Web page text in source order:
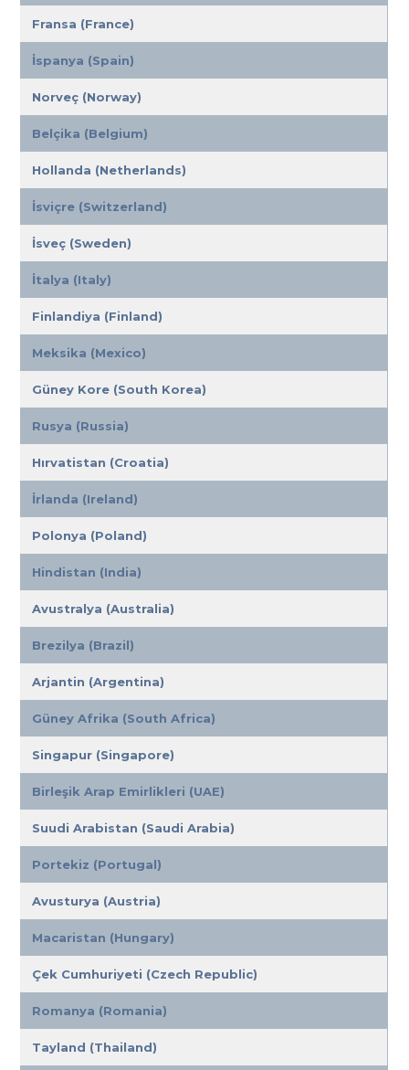
Fransa (France)
İspanya (Spain)
Norveç (Norway)
Belçika (Belgium)
Hollanda (Netherlands)
İsviçre (Switzerland)
İsveç (Sweden)
İtalya (Italy)
Finlandiya (Finland)
Meksika (Mexico)
Güney Kore (South Korea)
Rusya (Russia)
Hırvatistan (Croatia)
İrlanda (Ireland)
Polonya (Poland)
Hindistan (India)
Avustralya (Australia)
Brezilya (Brazil)
Arjantin (Argentina)
Güney Afrika (South Africa)
Singapur (Singapore)
Birleşik Arap Emirlikleri (UAE)
Suudi Arabistan (Saudi Arabia)
Portekiz (Portugal)
Avusturya (Austria)
Macaristan (Hungary)
Çek Cumhuriyeti (Czech Republic)
Romanya (Romania)
Tayland (Thailand)